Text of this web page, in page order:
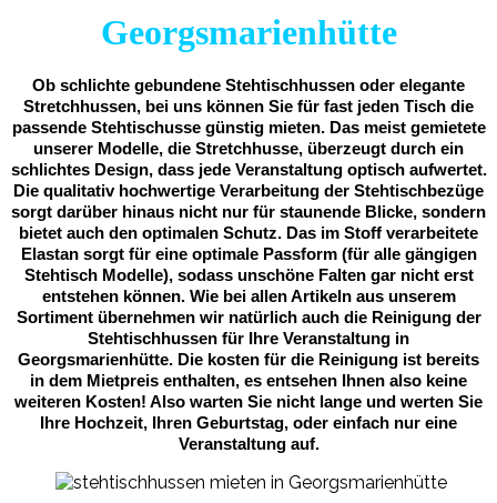
Georgsmarienhütte
Ob schlichte gebundene Stehtischhussen oder elegante
Stretchhussen, bei uns können Sie für fast jeden Tisch die
passende Stehtischusse günstig mieten. Das meist gemietete
unserer Modelle, die Stretchhusse, überzeugt durch ein
schlichtes Design, dass jede Veranstaltung optisch aufwertet.
Die qualitativ hochwertige Verarbeitung der Stehtischbezüge
sorgt darüber hinaus nicht nur für staunende Blicke, sondern
bietet auch den optimalen Schutz. Das im Stoff verarbeitete
Elastan sorgt für eine optimale Passform (für alle gängigen
Stehtisch Modelle), sodass unschöne Falten gar nicht erst
entstehen können. Wie bei allen Artikeln aus unserem
Sortiment übernehmen wir natürlich auch die Reinigung der
Stehtischhussen für Ihre Veranstaltung in
Georgsmarienhütte. Die kosten für die Reinigung ist bereits
in dem Mietpreis enthalten, es entsehen Ihnen also keine
weiteren Kosten! Also warten Sie nicht lange und werten Sie
Ihre Hochzeit, Ihren Geburtstag, oder einfach nur eine
Veranstaltung auf.